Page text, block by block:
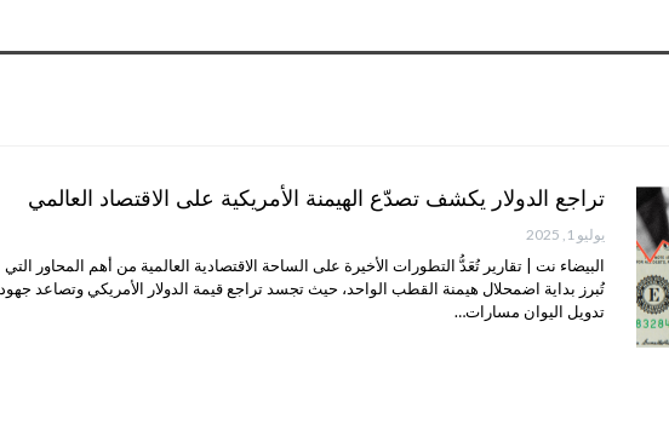
تراجع الدولار يكشف تصدّع الهيمنة الأمريكية على الاقتصاد العالمي
يوليو 1, 2025
البيضاء نت | تقارير تُعَدُّ التطورات الأخيرة على الساحة الاقتصادية العالمية من أهم المحاور التي
تُبرز بداية اضمحلال هيمنة القطب الواحد، حيث تجسد تراجع قيمة الدولار الأمريكي وتصاعد جهود
تدويل اليوان مسارات…